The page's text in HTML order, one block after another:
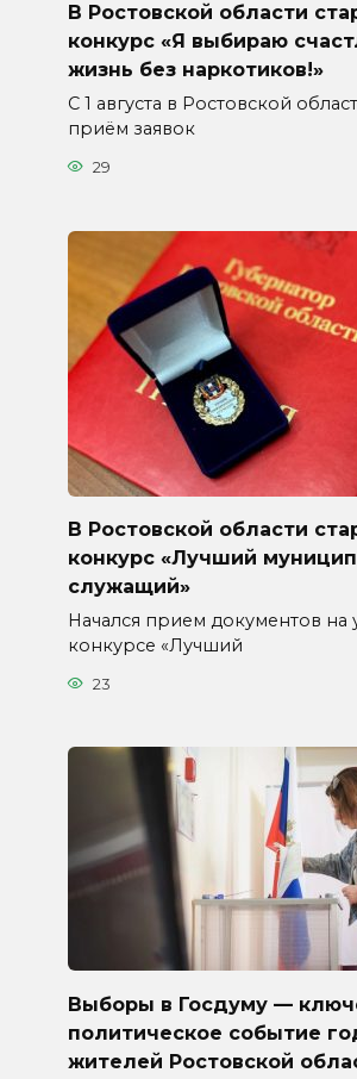
В Ростовской области
конкурс «Я выбираю
жизнь без наркотиков!»
С 1 августа в Ростовской
приём заявок
29
В Ростовской области
конкурс «Лучший
служащий»
Начался прием документов на
конкурсе «Лучший
23
Выборы в Госдуму —
политическое событие
жителей Ростовской